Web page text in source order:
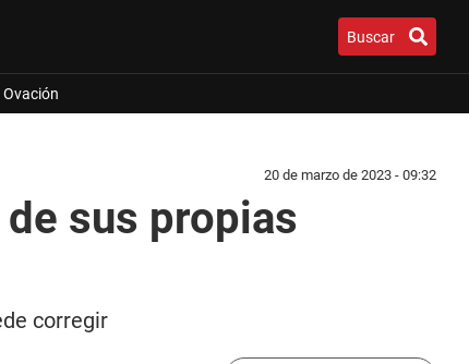
Buscar
Ovación
20 de marzo de 2023 - 09:32
sus propias
corregir